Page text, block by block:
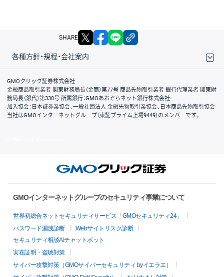
SHARE X facebook
各種方針・規程・会社案内
取引規程・約款
サイトマップ
その他のご案内
個人情報保護方針
最良執行方針
サイトのご利用について
ディスクレイマー
信託保全
リスク説明
会社案内
GMOクリック証券株式会社
金融商品取引業者 関東財務局長（金商）第77号 商品先物取引業者 銀行代理業者 関東財
務局長（銀代）第330号 所属銀行：GMOあおぞらネット銀行株式会社
加入協会：日本証券業協会、一般社団法人 金融先物取引業協会、日本商品先物取引協会
当社はGMOインターネットグループ（東証プライム上場9449）のメンバーです。
GMOインターネットグループのセキュリティ事業について
世界初総合ネットセキュリティサービス「GMOセキュリティ24」
パスワード漏洩診断
Webサイトリスク診断
セキュリティ相談AIチャットボット
実在証明・盗聴対策
サイバー攻撃対策（GMOサイバーセキュリティ byイエラエ）